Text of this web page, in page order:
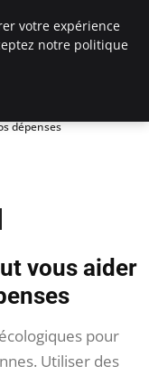
dépenses
vous aider
pour
Utiliser des
votre expérience
notre politique